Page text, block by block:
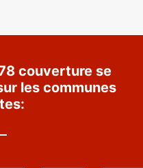
couverture se
les communes